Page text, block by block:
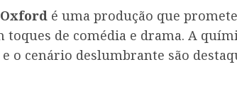
é uma produção que
toques de comédia e drama. A
o cenário deslumbrante são